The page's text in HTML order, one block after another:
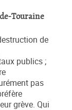
Touraine
de
publics ;
pas
grève. Qui